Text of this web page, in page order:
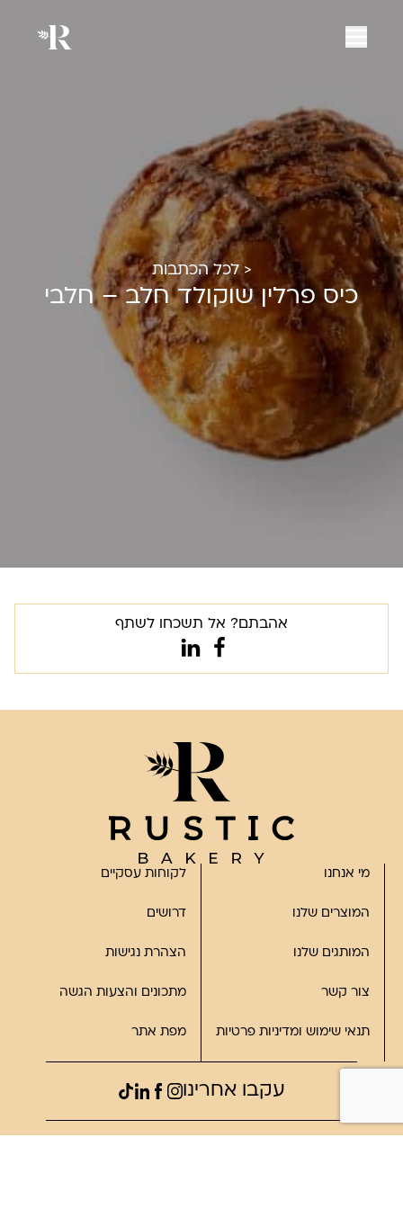
< לכל הכתבות
כיס פרלין שוקולד חלב – חלבי
אהבתם? אל תשכחו לשתף
מי אנחנו לקוחות עסקיים
המוצרים שלנו דרושים
המותגים שלנו הצהרת נגישות
צור קשר מתכונים והצעות הגשה
תנאי שימוש ומדיניות פרטיות מפת אתר
עקבו אחרינו